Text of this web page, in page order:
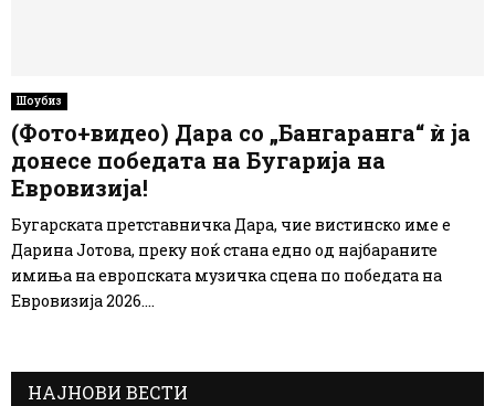
Шоубиз
(Фото+видео) Дара со „Бангаранга“ ѝ ја
донесе победата на Бугарија на
Евровизија!
Бугарската претставничка Дара, чие вистинско име е
Дарина Јотова, преку ноќ стана едно од најбараните
имиња на европската музичка сцена по победата на
Евровизија 2026....
НАЈНОВИ ВЕСТИ